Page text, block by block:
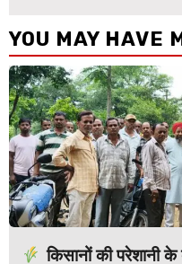
YOU MAY HAVE
किसानों की परेशानी